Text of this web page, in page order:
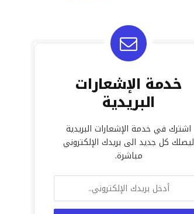
خدمة الإشعارات
البريدية
اشترك في خدمة الإشعارات البريدية
ليصلك كل جديد الى بريدك الإلكتروني
مباشرة.